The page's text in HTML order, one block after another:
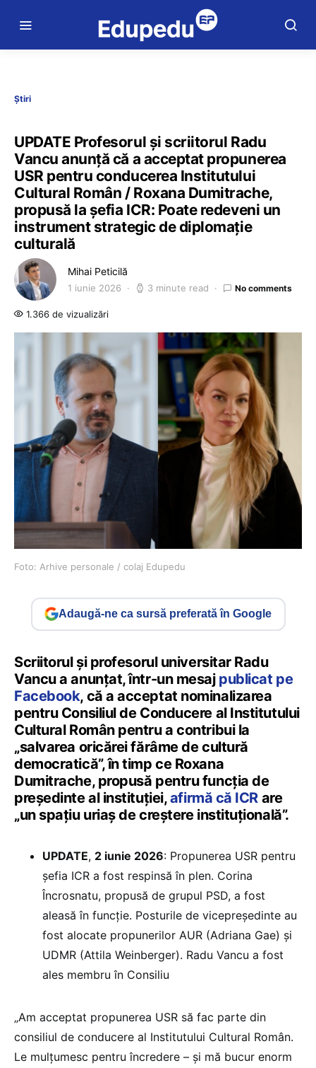
Știri
UPDATE Profesorul și scriitorul Radu
Vancu anunță că a acceptat propunerea
USR pentru conducerea Institutului
Cultural Român / Roxana Dumitrache,
propusă la șefia ICR: Poate redeveni un
instrument strategic de diplomație
culturală
Mihai Peticilă
1 iunie 2026 3 minute read No comments
1.366 de vizualizări
Foto: Arhive personale / colaj Edupedu
Adaugă-ne ca sursă preferată în Google
Scriitorul și profesorul universitar Radu
Vancu a anunțat, într-un mesaj publicat pe
Facebook, că a acceptat nominalizarea
pentru Consiliul de Conducere al Institutului
Cultural Român pentru a contribui la
„salvarea oricărei fărâme de cultură
democratică”, în timp ce Roxana
Dumitrache, propusă pentru funcția de
președinte al instituției,afirmă că ICR are
„un spațiu uriaș de creștere instituțională”.
UPDATE, 2 iunie 2026: Propunerea USR pentru
șefia ICR a fost respinsă în plen. Corina
Încrosnatu, propusă de grupul PSD, a fost
aleasă în funcție. Posturile de vicepreședinte au
fost alocate propunerilor AUR (Adriana Gae) și
UDMR (Attila Weinberger). Radu Vancu a fost
ales membru în Consiliu
„Am acceptat propunerea USR să fac parte din
consiliul de conducere al Institutului Cultural Român.
Le mulțumesc pentru încredere – și mă bucur enorm